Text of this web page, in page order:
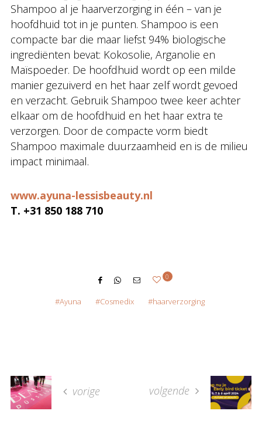
Shampoo al je haarverzorging in één – van je
hoofdhuid tot in je punten. Shampoo is een
compacte bar die maar liefst 94% biologische
ingrediënten bevat: Kokosolie, Arganolie en
Maïspoeder. De hoofdhuid wordt op een milde
manier gezuiverd en het haar zelf wordt gevoed
en verzacht. Gebruik Shampoo twee keer achter
elkaar om de hoofdhuid en het haar extra te
verzorgen. Door de compacte vorm biedt
Shampoo maximale duurzaamheid en is de milieu
impact minimaal.
www.ayuna-lessisbeauty.nl
T. +31 850 188 710
0
Ayuna Cosmedix haarverzorging
vorige volgende